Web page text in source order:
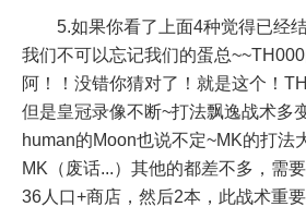
5.如果你看了上面4种觉得已经
我们不可以忘记我们的蛋总
阿！！没错你猜对了！就是这个！
但是皇冠录像不断~打法飘逸战术多
human的Moon也说不定~MK的打法
MK（废话...）其他的都差不多，需
36人口+商店，然后2本，此战术重